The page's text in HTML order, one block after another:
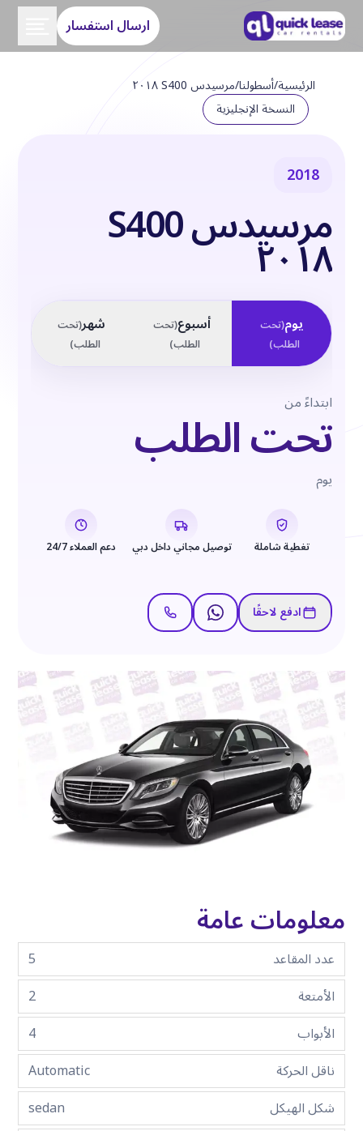
ارسال استفسار
الرئيسية/أسطولنا/مرسيدس S400 ٢٠١٨
النسخة الإنجليزية
2018
مرسيدس S400 ٢٠١٨
يوم(تحت
الطلب)
أسبوع(تحت
الطلب)
شهر(تحت
الطلب)
ابتداءً من
تحت الطلب
يوم
تغطية شاملة توصيل مجاني داخل دبي دعم العملاء 24/7
ادفع لاحقًا
معلومات عامة
عدد المقاعد
5
الأمتعة
2
الأبواب
4
ناقل الحركة
Automatic
شكل الهيكل
sedan